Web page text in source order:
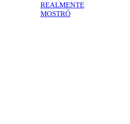
REALMENTE
MOSTRÓ